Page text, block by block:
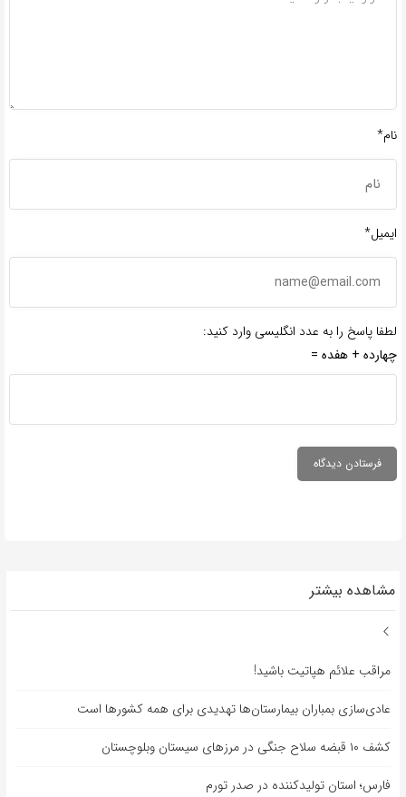
نام*
ایمیل*
لطفا پاسخ را به عدد انگلیسی وارد کنید:
چهارده + هفده =
مشاهده بیشتر
مراقب علائم هپاتیت باشید!
عادی‌سازی بمباران بیمارستان‌ها تهدیدی برای همه کشورها است
کشف ۱۰ قبضه سلاح جنگی در مرزهای سیستان وبلوچستان
فارس؛ استان تولیدکننده در صدر تورم